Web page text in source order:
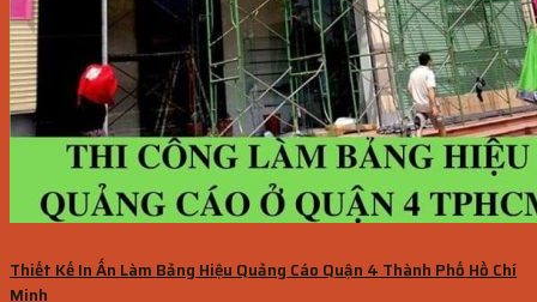
Thiết Kế In Ấn Làm Bảng Hiệu Quảng Cáo Quận 4 Thành Phố Hồ Chí
Minh